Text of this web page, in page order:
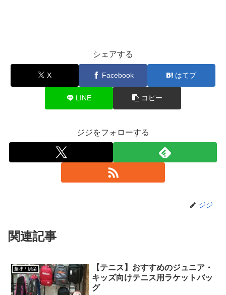
シェアする
X Facebook はてブ
LINE コピー
ジジをフォローする
ジジ
関連記事
趣味 / 娯楽
【テニス】おすすめのジュニア・
キッズ向けテニス用ラケットバッ
グ